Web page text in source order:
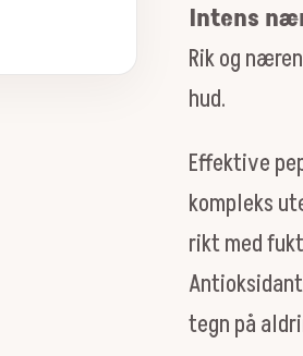
RICH
REPAIR
50ML
antall
Intens
Rik og
hud.
Effektive
kompleks
rikt med
tegn på